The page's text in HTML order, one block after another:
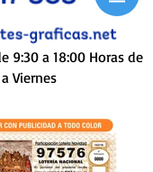
9:30 a 18:00 Horas de
Viernes